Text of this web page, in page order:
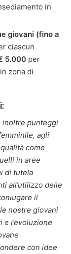
in
giovani (fino a
ciascun
5.000 per
zona di
inoltre punteggi
agli
come
in aree
di tutela
all’utilizzo delle
il
nostre giovani
l’evoluzione
con idee